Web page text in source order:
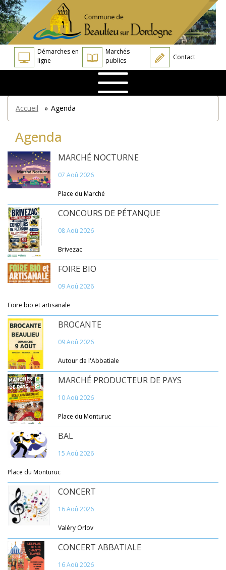
Aller
au
contenu
principal
Démarches en
ligne
Marchés
publics
Contact
You
are
here
Accueil » Agenda
Agenda
MARCHÉ NOCTURNE
07 Aoû 2026
Place du Marché
CONCOURS DE PÉTANQUE
08 Aoû 2026
Brivezac
FOIRE BIO
09 Aoû 2026
Foire bio et artisanale
BROCANTE
09 Aoû 2026
Autour de l'Abbatiale
MARCHÉ PRODUCTEUR DE PAYS
10 Aoû 2026
Place du Monturuc
BAL
15 Aoû 2026
Place du Monturuc
CONCERT
16 Aoû 2026
Valéry Orlov
CONCERT ABBATIALE
16 Aoû 2026
Panneau de gestion des cookies